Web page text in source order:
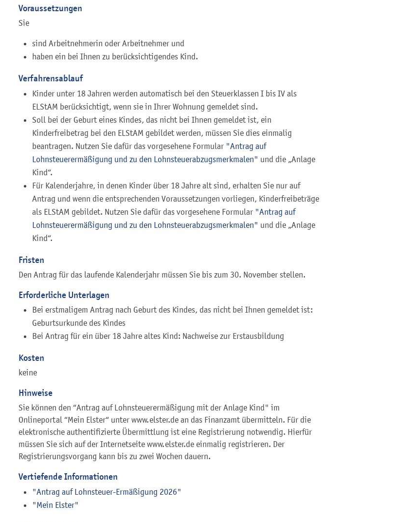
Voraussetzungen
Sie
sind Arbeitnehmerin oder Arbeitnehmer und
haben ein bei Ihnen zu berücksichtigendes Kind.
Verfahrensablauf
Kinder unter 18 Jahren werden automatisch bei den Steuerklassen I bis IV als
ELStAM berücksichtigt, wenn sie in Ihrer Wohnung gemeldet sind.
Soll bei der Geburt eines Kindes, das nicht bei Ihnen gemeldet ist, ein
Kinderfreibetrag bei den ELStAM gebildet werden, müssen Sie dies einmalig
beantragen. Nutzen Sie dafür das vorgesehene Formular "Antrag auf
Lohnsteuerermäßigung und zu den Lohnsteuerabzugsmerkmalen" und die „Anlage
Kind“.
Für Kalenderjahre, in denen Kinder über 18 Jahre alt sind, erhalten Sie nur auf
Antrag und wenn die entsprechenden Voraussetzungen vorliegen, Kinderfreibeträge
als ELStAM gebildet. Nutzen Sie dafür das vorgesehene Formular "Antrag auf
Lohnsteuerermäßigung und zu den Lohnsteuerabzugsmerkmalen" und die „Anlage
Kind“.
Fristen
Den Antrag für das laufende Kalenderjahr müssen Sie bis zum 30. November stellen.
Erforderliche Unterlagen
Bei erstmaligem Antrag nach Geburt des Kindes, das nicht bei Ihnen gemeldet ist:
Geburtsurkunde des Kindes
Bei Antrag für ein über 18 Jahre altes Kind: Nachweise zur Erstausbildung
Kosten
keine
Hinweise
Sie können den “Antrag auf Lohnsteuerermäßigung mit der Anlage Kind" im
Onlineportal “Mein Elster“ unter www.elster.de an das Finanzamt übermitteln. Für die
elektronische authentifizierte Übermittlung ist eine Registrierung notwendig. Hierfür
müssen Sie sich auf der Internetseite www.elster.de einmalig registrieren. Der
Registrierungsvorgang kann bis zu zwei Wochen dauern.
Vertiefende Informationen
"Antrag auf Lohnsteuer-Ermäßigung 2026"
"Mein Elster"